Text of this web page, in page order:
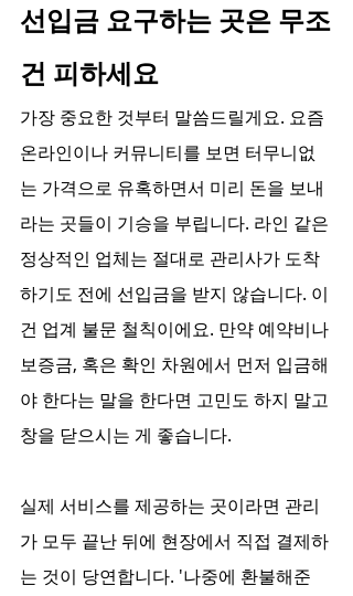
선입금 요구하는 곳은 무조
건 피하세요
가장 중요한 것부터 말씀드릴게요. 요즘
온라인이나 커뮤니티를 보면 터무니없
는 가격으로 유혹하면서 미리 돈을 보내
라는 곳들이 기승을 부립니다. 라인 같은
정상적인 업체는 절대로 관리사가 도착
하기도 전에 선입금을 받지 않습니다. 이
건 업계 불문 철칙이에요. 만약 예약비나
보증금, 혹은 확인 차원에서 먼저 입금해
야 한다는 말을 한다면 고민도 하지 말고
창을 닫으시는 게 좋습니다.
실제 서비스를 제공하는 곳이라면 관리
가 모두 끝난 뒤에 현장에서 직접 결제하
는 것이 당연합니다. '나중에 환불해준